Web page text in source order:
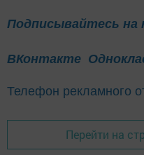
Подписывайтесь на
ВКонтакте
Телефон рекламного
Перейти на